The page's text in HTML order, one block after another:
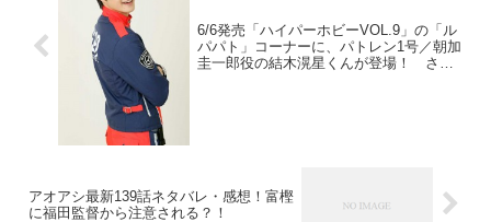
6/6発売「ハイパーホビーVOL.9」の「ル
パパト」コーナーに、パトレン1号／朝加
圭一郎役の結木滉星くんが登場！ さら
アオアシ最新139話ネタバレ・感想！富樫
に福田監督から注意される？！